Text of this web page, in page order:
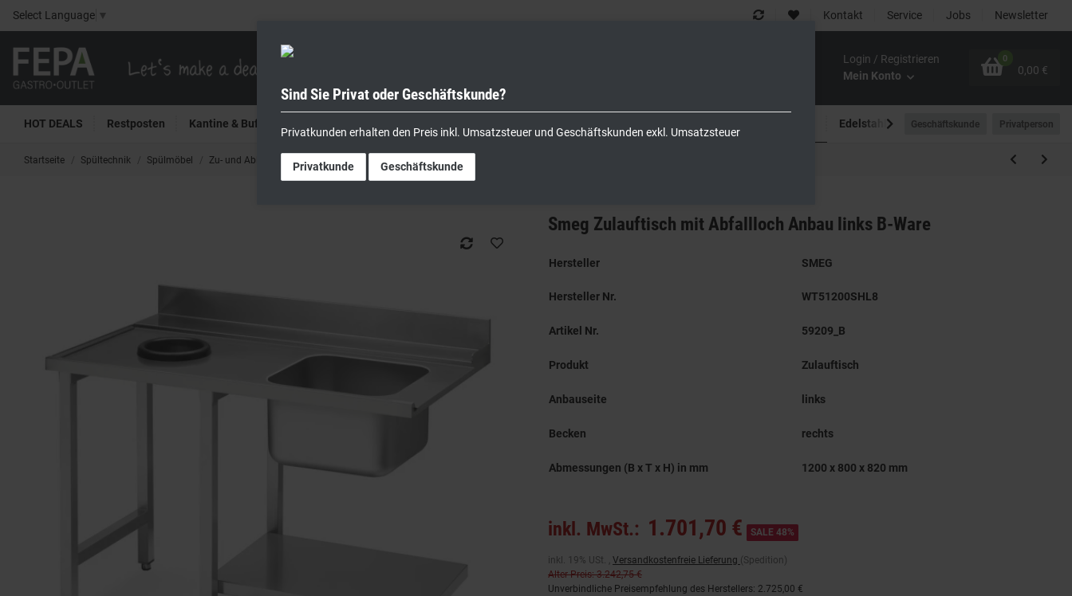
Select Language ▼ Kontakt Service Jobs Newsletter
Login / Registrieren
Mein Konto
0
0,00 €
HOT DEALS Restposten Kantine & Buffet Edelstahlmöbel Outdoor-Bereich
Geschäftskunde Privatperson
Startseite Spültechnik Spülmöbel Zu- und Ablauftische Smeg Zulauftisch mit Abfallloch Anbau links B-Ware
Smeg Zulauftisch mit Abfallloch Anbau links B-Ware
Hersteller SMEG
Hersteller Nr. WT51200SHL8
Artikel Nr. 59209_B
Produkt Zulauftisch
Anbauseite links
Becken rechts
Abmessungen (B x T x H) in mm 1200 x 800 x 820 mm
inkl. MwSt.: 1.701,70 € SALE 48%
inkl. 19% USt. , Versandkostenfreie Lieferung (Spedition)
Alter Preis: 3.242,75 €
Unverbindliche Preisempfehlung des Herstellers: 2.725,00 €
Sind Sie Privat oder Geschäftskunde?
Privatkunden erhalten den Preis inkl. Umsatzsteuer und Geschäftskunden exkl. Umsatzsteuer
Privatkunde Geschäftskunde